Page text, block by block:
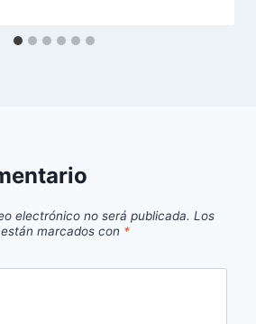
electrónico no será publicada. Los
marcados con *